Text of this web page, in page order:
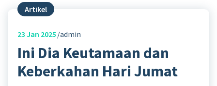
Artikel
23 Jan 2025 admin
Ini Dia Keutamaan dan
Keberkahan Hari Jumat